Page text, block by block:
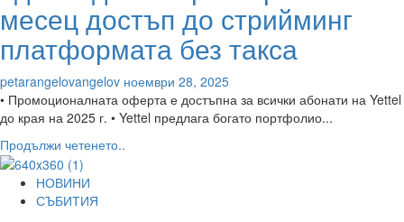
платформата
HBO
Max
в
новата
си
режисьорска
месец достъп до стрийминг
платформата без такса
petarangelovangelov ноември 28, 2025
• Промоционалната оферта е достъпна за всички абонати на Yettel
до края на 2025 г. • Yettel предлага богато портфолио...
Продължи четенето..
НОВИНИ
СЪБИТИЯ